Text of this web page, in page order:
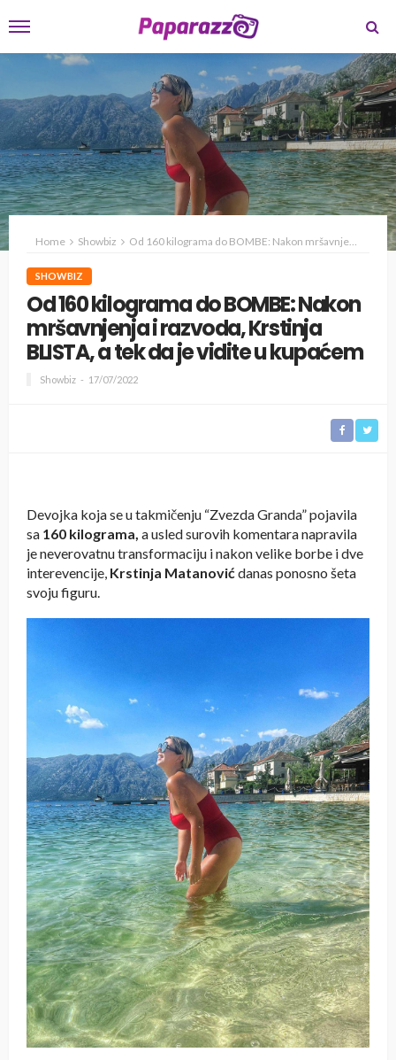
Home Showbiz Od 160 kilograma do BOMBE: Nakon mršavnjenja i razvoda, Krstinja BLISTA, a tek da je vidite u kupaćem
SHOWBIZ
Od 160 kilograma do BOMBE: Nakon
mršavnjenja i razvoda, Krstinja
BLISTA, a tek da je vidite u kupaćem
Showbiz 17/07/2022
Devojka koja se u takmičenju “Zvezda Granda” pojavila
sa 160 kilograma, a usled surovih komentara napravila
je neverovatnu transformaciju i nakon velike borbe i dve
interevencije, Krstinja Matanović danas ponosno šeta
svoju figuru.